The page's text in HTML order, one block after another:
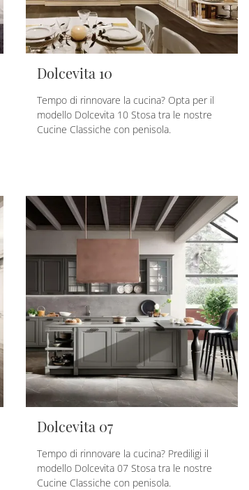
Dolcevita 10
Tempo di rinnovare la cucina? Opta per il
modello Dolcevita 10 Stosa tra le nostre
Cucine Classiche con penisola.
Dolcevita 07
Tempo di rinnovare la cucina? Prediligi il
modello Dolcevita 07 Stosa tra le nostre
Cucine Classiche con penisola.